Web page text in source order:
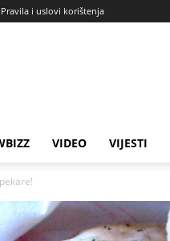
Pravila i uslovi korištenja
VIDEO VIJESTI